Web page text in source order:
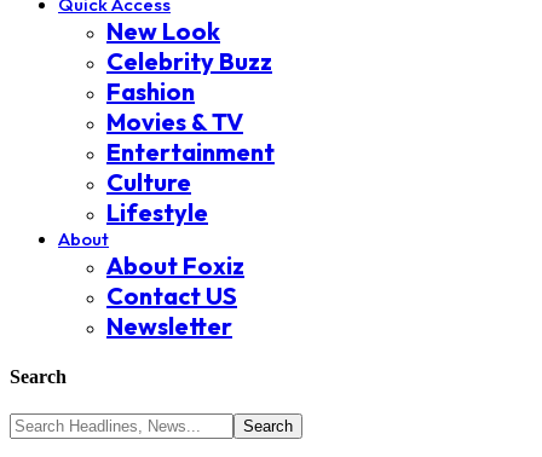
New Look
Celebrity Buzz
Fashion
Movies & TV
Entertainment
Culture
Lifestyle
About
About Foxiz
Contact US
Newsletter
Search